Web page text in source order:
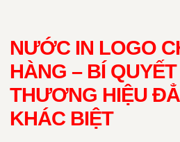
NƯỚC IN LOGO
HÀNG – BÍ
THƯƠNG HIỆU
KHÁC BIỆT